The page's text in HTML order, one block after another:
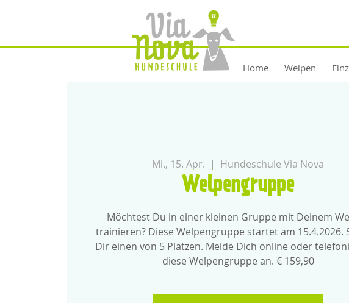
Home Welpen
Mi., 15. Apr.
  |
Hundeschule Via Nova
Welpengruppe
Möchtest Du in einer kleinen Gruppe mit Deinem
trainieren? Diese Welpengruppe startet am 15.4.2026.
Dir einen von 5 Plätzen. Melde Dich online oder
diese Welpengruppe an. € 159,90